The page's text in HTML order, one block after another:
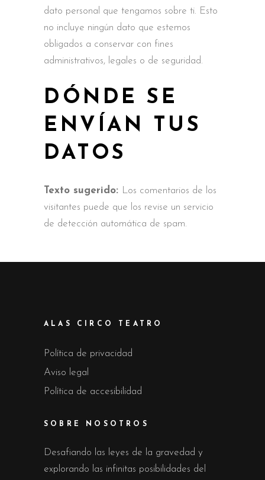
dato personal que tengamos sobre ti. Esto
no incluye ningún dato que estemos
obligados a conservar con fines
administrativos, legales o de seguridad.
DÓNDE SE
ENVÍAN TUS
DATOS
Texto sugerido: Los comentarios de los
visitantes puede que los revise un servicio
de detección automática de spam.
ALAS CIRCO TEATRO
Política de privacidad
Aviso legal
Política de accesibilidad
SOBRE NOSOTROS
Desafiando las leyes de la gravedad y
explorando las infinitas posibilidades del